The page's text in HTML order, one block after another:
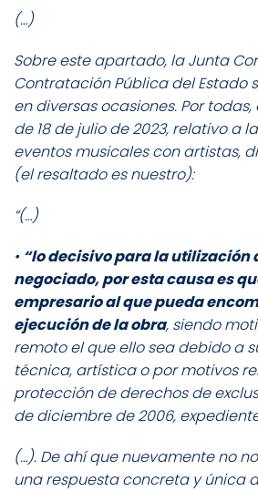
(…)
Sobre este apartado, la Junta
Contratación Pública del Estado
en diversas ocasiones. Por
de 18 de julio de 2023, relativo a
eventos musicales con artistas,
(el resaltado es nuestro):
“(…)
• “lo decisivo para la utilización
negociado, por esta causa es
empresario al que pueda
ejecución de la obra, siendo
remoto el que ello sea debido a
técnica, artística o por motivos
protección de derechos de
de diciembre de 2006,
(…). De ahí que nuevamente no
una respuesta concreta y única